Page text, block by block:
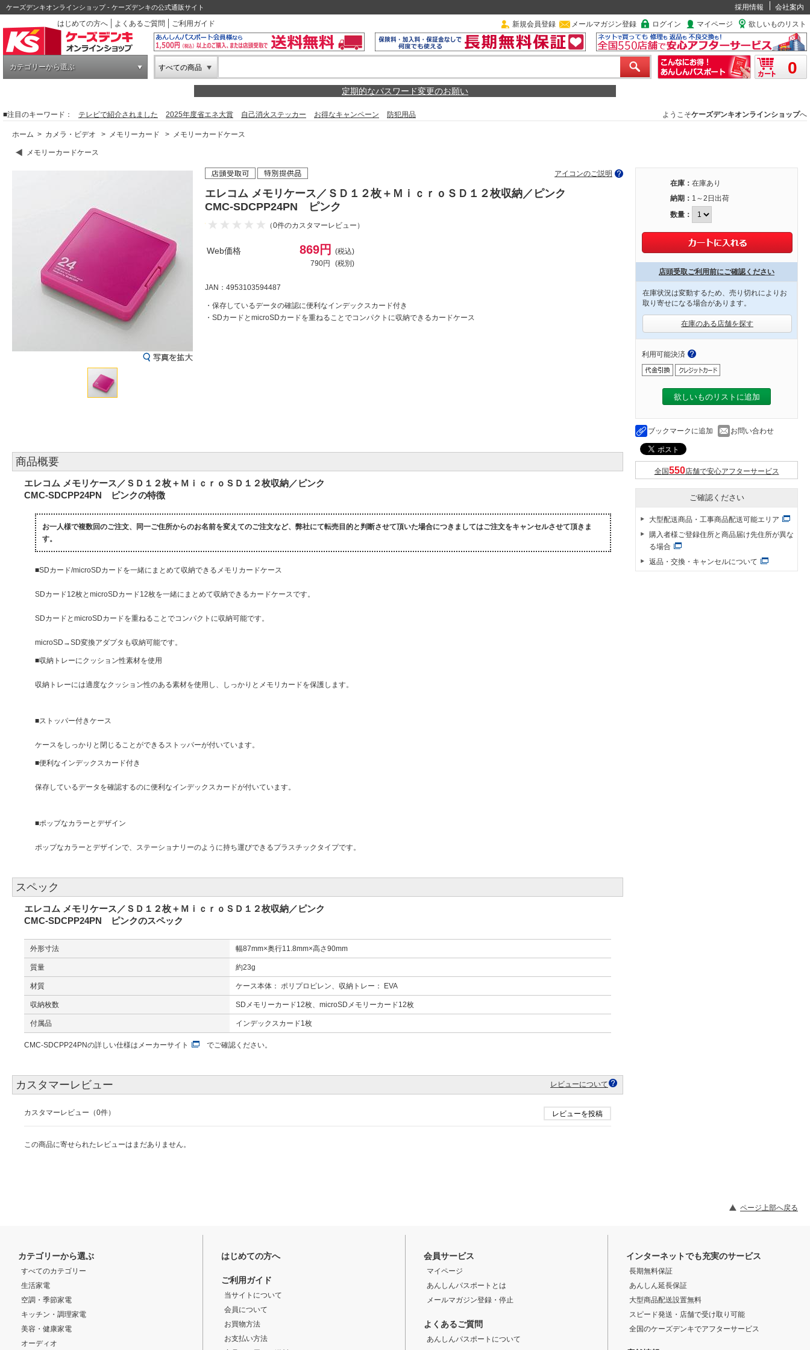
ケーズデンキオンラインショップ - ケーズデンキの公式通販サイト 採用情報
会社案内
はじめての方へ
よくあるご質問 ご利用ガイド 新規会員登録 メールマガジン登録 ログイン マイページ 欲しいものリスト
カテゴリーから選ぶ すべての商品 0
定期的なパスワード変更のお願い
■注目のキーワード： テレビで紹介されました 2025年度省エネ大賞 自己消火ステッカー お得なキャンペーン 防犯用品 ようこそケーズデンキオンラインショップへ
ホーム > カメラ・ビデオ > メモリーカード > メモリーカードケース
メモリーカードケース
アイコンのご説明
エレコム メモリケース／ＳＤ１２枚＋ＭｉｃｒｏＳＤ１２枚収納／ピンク
CMC-SDCPP24PN ピンク
（0件のカスタマーレビュー）
Web価格 869円
(税込)
790円
(税別)
JAN：4953103594487
・保存しているデータの確認に便利なインデックスカード付き
・SDカードとmicroSDカードを重ねることでコンパクトに収納できるカードケース
商品概要
エレコム メモリケース／ＳＤ１２枚＋ＭｉｃｒｏＳＤ１２枚収納／ピンク
CMC-SDCPP24PN ピンクの特徴
お一人様で複数回のご注文、同一ご住所からのお名前を変えてのご注文など、弊社にて転売目的と判断させて頂いた場合につきましてはご注文をキャンセルさせて頂きま
す。
■SDカード/microSDカードを一緒にまとめて収納できるメモリカードケース
SDカード12枚とmicroSDカード12枚を一緒にまとめて収納できるカードケースです。
SDカードとmicroSDカードを重ねることでコンパクトに収納可能です。
microSD→SD変換アダプタも収納可能です。
■収納トレーにクッション性素材を使用
収納トレーには適度なクッション性のある素材を使用し、しっかりとメモリカードを保護します。
■ストッパー付きケース
ケースをしっかりと閉じることができるストッパーが付いています。
■便利なインデックスカード付き
保存しているデータを確認するのに便利なインデックスカードが付いています。
■ポップなカラーとデザイン
ポップなカラーとデザインで、ステーショナリーのように持ち運びできるプラスチックタイプです。
スペック
エレコム メモリケース／ＳＤ１２枚＋ＭｉｃｒｏＳＤ１２枚収納／ピンク
CMC-SDCPP24PN ピンクのスペック
外形寸法 幅87mm×奥行11.8mm×高さ90mm
質量 約23g
材質 ケース本体： ポリプロピレン、収納トレー： EVA
収納枚数 SDメモリーカード12枚、microSDメモリーカード12枚
付属品 インデックスカード1枚
CMC-SDCPP24PNの詳しい仕様は メーカーサイト でご確認ください。
カスタマーレビュー レビューについて
カスタマーレビュー（0件） レビューを投稿
この商品に寄せられたレビューはまだありません。
在庫： 在庫あり
納期： 1～2日出荷
数量：
店頭受取ご利用前にご確認ください
在庫状況は変動するため、売り切れによりお
取り寄せになる場合があります。
在庫のある店舗を探す
利用可能決済
欲しいものリストに追加
ブックマークに追加 お問い合わせ
全国 店舗で安心アフターサービス
ご確認ください
大型配送商品・工事商品配送可能エリア
購入者様ご登録住所と商品届け先住所が異な
る場合
返品・交換・キャンセルについて
ページ上部へ戻る
カテゴリーから選ぶ
すべてのカテゴリー
生活家電
空調・季節家電
キッチン・調理家電
美容・健康家電
オーディオ
はじめての方へ
ご利用ガイド
当サイトについて
会員について
お買物方法
お支払い方法
会員サービス
マイページ
あんしんパスポートとは
メールマガジン登録・停止
よくあるご質問
あんしんパスポートについて
インターネットでも充実のサービス
長期無料保証
あんしん延長保証
大型商品配送設置無料
スピード発送・店舗で受け取り可能
全国のケーズデンキでアフターサービス